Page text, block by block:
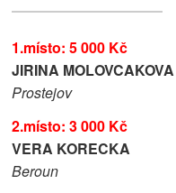
1.místo: 5 000 Kč
JIRINA MOLOVCAKOVA
Prostejov
2.místo: 3 000 Kč
VERA KORECKA
Beroun